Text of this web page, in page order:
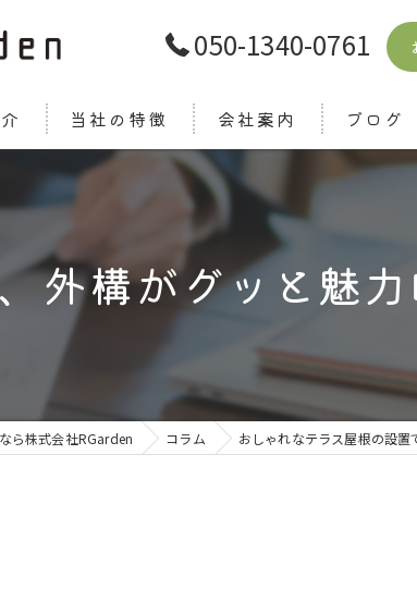
050-1340-0761
当社の特徴
エクステリア
会社案内
よくある質問
ブログ
外構がグッと魅力
ら株式会社RGarden コラム おしゃれなテラス屋根の設置